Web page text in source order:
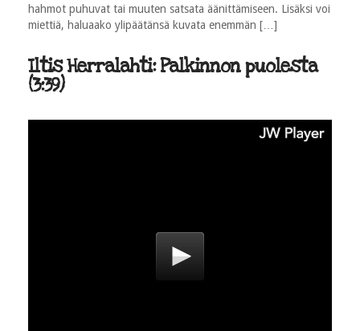
hahmot puhuvat tai muuten satsata äänittämiseen. Lisäksi voi
miettiä, haluaako ylipäätänsä kuvata enemmän […]
Iltis Herralahti: Palkinnon puolesta
(3:39)